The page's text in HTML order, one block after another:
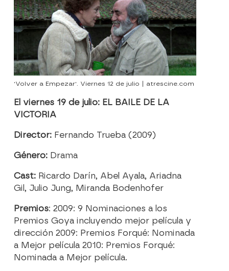
'Volver a Empezar'. Viernes 12 de julio | atrescine.com
El viernes 19 de julio: EL BAILE DE LA
VICTORIA
Director: Fernando Trueba (2009)
Género: Drama
Cast: Ricardo Darín, Abel Ayala, Ariadna
Gil, Julio Jung, Miranda Bodenhofer
Premios: 2009: 9 Nominaciones a los
Premios Goya incluyendo mejor película y
dirección 2009: Premios Forqué: Nominada
a Mejor película 2010: Premios Forqué:
Nominada a Mejor película.